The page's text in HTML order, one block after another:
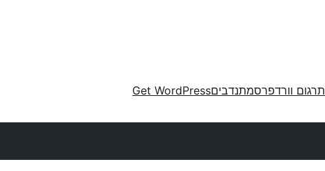
תרגום וורדפרסמתנדביםGet WordPress